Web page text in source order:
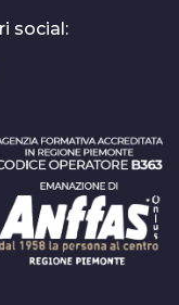
social: